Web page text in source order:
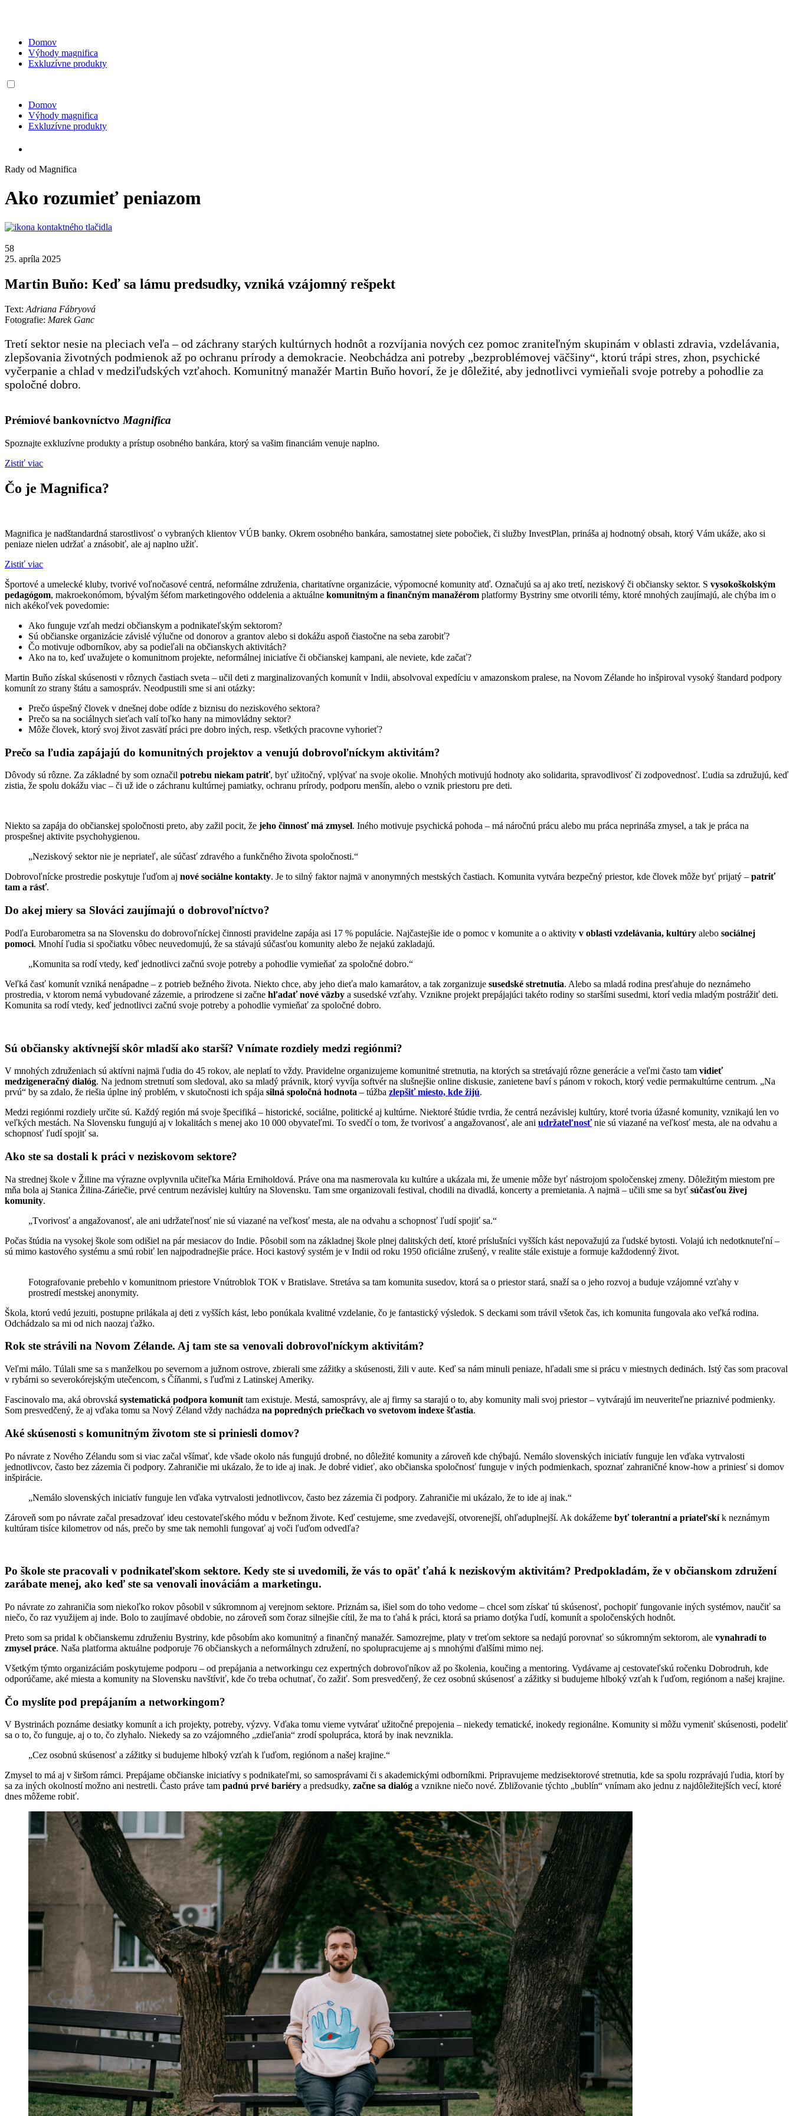
Domov
Výhody magnifica
Exkluzívne produkty
Domov
Výhody magnifica
Exkluzívne produkty
Rady od Magnifica
Ako rozumieť peniazom
58
25. apríla 2025
Martin Buňo: Keď sa lámu predsudky, vzniká vzájomný rešpekt
Text: Adriana Fábryová
Fotografie: Marek Ganc
Tretí sektor nesie na pleciach veľa – od záchrany starých kultúrnych hodnôt a rozvíjania nových cez pomoc zraniteľným skupinám v oblasti zdravia, vzdelávania,
zlepšovania životných podmienok až po ochranu prírody a demokracie. Neobchádza ani potreby „bezproblémovej väčšiny“, ktorú trápi stres, zhon, psychické
vyčerpanie a chlad v medziľudských vzťahoch. Komunitný manažér Martin Buňo hovorí, že je dôležité, aby jednotlivci vymieňali svoje potreby a pohodlie za
spoločné dobro.
Prémiové bankovníctvoMagnifica
Spoznajte exkluzívne produkty a prístup osobného bankára, ktorý sa vašim financiám venuje naplno.
Zistiť viac
Čo je Magnifica?
Magnifica je nadštandardná starostlivosť o vybraných klientov VÚB banky. Okrem osobného bankára, samostatnej siete pobočiek, či služby InvestPlan, prináša aj hodnotný obsah, ktorý Vám ukáže, ako si
peniaze nielen udržať a znásobiť, ale aj naplno užiť.
Zistiť viac
Športové a umelecké kluby, tvorivé voľnočasové centrá, neformálne združenia, charitatívne organizácie, výpomocné komunity atď. Označujú sa aj ako tretí, neziskový či občiansky sektor. S vysokoškolským
pedagógom, makroekonómom, bývalým šéfom marketingového oddelenia a aktuálne komunitným a finančným manažérom platformy Bystriny sme otvorili témy, ktoré mnohých zaujímajú, ale chýba im o
nich akékoľvek povedomie:
Ako funguje vzťah medzi občianskym a podnikateľským sektorom?
Sú občianske organizácie závislé výlučne od donorov a grantov alebo si dokážu aspoň čiastočne na seba zarobiť?
Čo motivuje odborníkov, aby sa podieľali na občianskych aktivitách?
Ako na to, keď uvažujete o komunitnom projekte, neformálnej iniciatíve či občianskej kampani, ale neviete, kde začať?
Martin Buňo získal skúsenosti v rôznych častiach sveta – učil deti z marginalizovaných komunít v Indii, absolvoval expedíciu v amazonskom pralese, na Novom Zélande ho inšpiroval vysoký štandard podpory
komunít zo strany štátu a samospráv. Neodpustili sme si ani otázky:
Prečo úspešný človek v dnešnej dobe odíde z biznisu do neziskového sektora?
Prečo sa na sociálnych sieťach valí toľko hany na mimovládny sektor?
Môže človek, ktorý svoj život zasvätí práci pre dobro iných, resp. všetkých pracovne vyhorieť?
Prečo sa ľudia zapájajú do komunitných projektov a venujú dobrovoľníckym aktivitám?
Dôvody sú rôzne. Za základné by som označil potrebu niekam patriť, byť užitočný, vplývať na svoje okolie. Mnohých motivujú hodnoty ako solidarita, spravodlivosť či zodpovednosť. Ľudia sa združujú, keď
zistia, že spolu dokážu viac – či už ide o záchranu kultúrnej pamiatky, ochranu prírody, podporu menšín, alebo o vznik priestoru pre deti.
Niekto sa zapája do občianskej spoločnosti preto, aby zažil pocit, že jeho činnosť má zmysel. Iného motivuje psychická pohoda – má náročnú prácu alebo mu práca neprináša zmysel, a tak je práca na
prospešnej aktivite psychohygienou.
„Neziskový sektor nie je nepriateľ, ale súčasť zdravého a funkčného života spoločnosti.“
Dobrovoľnícke prostredie poskytuje ľuďom aj nové sociálne kontakty. Je to silný faktor najmä v anonymných mestských častiach. Komunita vytvára bezpečný priestor, kde človek môže byť prijatý – patriť
tam a rásť.
Do akej miery sa Slováci zaujímajú o dobrovoľníctvo?
Podľa Eurobarometra sa na Slovensku do dobrovoľníckej činnosti pravidelne zapája asi 17 % populácie. Najčastejšie ide o pomoc v komunite a o aktivity v oblasti vzdelávania, kultúry alebo sociálnej
pomoci. Mnohí ľudia si spočiatku vôbec neuvedomujú, že sa stávajú súčasťou komunity alebo že nejakú zakladajú.
„Komunita sa rodí vtedy, keď jednotlivci začnú svoje potreby a pohodlie vymieňať za spoločné dobro.“
Veľká časť komunít vzniká nenápadne – z potrieb bežného života. Niekto chce, aby jeho dieťa malo kamarátov, a tak zorganizuje susedské stretnutia. Alebo sa mladá rodina presťahuje do neznámeho
prostredia, v ktorom nemá vybudované zázemie, a prirodzene si začne hľadať nové väzby a susedské vzťahy. Vznikne projekt prepájajúci takéto rodiny so staršími susedmi, ktorí vedia mladým postrážiť deti.
Komunita sa rodí vtedy, keď jednotlivci začnú svoje potreby a pohodlie vymieňať za spoločné dobro.
Sú občiansky aktívnejší skôr mladší ako starší? Vnímate rozdiely medzi regiónmi?
V mnohých združeniach sú aktívni najmä ľudia do 45 rokov, ale neplatí to vždy. Pravidelne organizujeme komunitné stretnutia, na ktorých sa stretávajú rôzne generácie a veľmi často tam vidieť
medzigeneračný dialóg. Na jednom stretnutí som sledoval, ako sa mladý právnik, ktorý vyvíja softvér na slušnejšie online diskusie, zanietene baví s pánom v rokoch, ktorý vedie permakultúrne centrum. „Na
prvú“ by sa zdalo, že riešia úplne iný problém, v skutočnosti ich spája silná spoločná hodnota – túžba zlepšiť miesto, kde žijú.
Medzi regiónmi rozdiely určite sú. Každý región má svoje špecifiká – historické, sociálne, politické aj kultúrne. Niektoré štúdie tvrdia, že centrá nezávislej kultúry, ktoré tvoria úžasné komunity, vznikajú len vo
veľkých mestách. Na Slovensku fungujú aj v lokalitách s menej ako 10 000 obyvateľmi. To svedčí o tom, že tvorivosť a angažovanosť, ale ani udržateľnosťnie sú viazané na veľkosť mesta, ale na odvahu a
schopnosť ľudí spojiť sa.
Ako ste sa dostali k práci v neziskovom sektore?
Na strednej škole v Žiline ma výrazne ovplyvnila učiteľka Mária Erniholdová. Práve ona ma nasmerovala ku kultúre a ukázala mi, že umenie môže byť nástrojom spoločenskej zmeny. Dôležitým miestom pre
mňa bola aj Stanica Žilina-Záriečie, prvé centrum nezávislej kultúry na Slovensku. Tam sme organizovali festival, chodili na divadlá, koncerty a premietania. A najmä – učili sme sa byť súčasťou živej
komunity.
„Tvorivosť a angažovanosť, ale ani udržateľnosť nie sú viazané na veľkosť mesta, ale na odvahu a schopnosť ľudí spojiť sa.“
Počas štúdia na vysokej škole som odišiel na pár mesiacov do Indie. Pôsobil som na základnej škole plnej dalitských detí, ktoré príslušníci vyšších kást nepovažujú za ľudské bytosti. Volajú ich nedotknuteľní –
sú mimo kastového systému a smú robiť len najpodradnejšie práce. Hoci kastový systém je v Indii od roku 1950 oficiálne zrušený, v realite stále existuje a formuje každodenný život.
Fotografovanie prebehlo v komunitnom priestore Vnútroblok TOK v Bratislave. Stretáva sa tam komunita susedov, ktorá sa o priestor stará, snaží sa o jeho rozvoj a buduje vzájomné vzťahy v
prostredí mestskej anonymity.
Škola, ktorú vedú jezuiti, postupne prilákala aj deti z vyšších kást, lebo ponúkala kvalitné vzdelanie, čo je fantastický výsledok. S deckami som trávil všetok čas, ich komunita fungovala ako veľká rodina.
Odchádzalo sa mi od nich naozaj ťažko.
Rok ste strávili na Novom Zélande. Aj tam ste sa venovali dobrovoľníckym aktivitám?
Veľmi málo. Túlali sme sa s manželkou po severnom a južnom ostrove, zbierali sme zážitky a skúsenosti, žili v aute. Keď sa nám minuli peniaze, hľadali sme si prácu v miestnych dedinách. Istý čas som pracoval
v rybárni so severokórejským utečencom, s Číňanmi, s ľuďmi z Latinskej Ameriky.
Fascinovalo ma, aká obrovská systematická podpora komunít tam existuje. Mestá, samosprávy, ale aj firmy sa starajú o to, aby komunity mali svoj priestor – vytvárajú im neuveriteľne priaznivé podmienky.
Som presvedčený, že aj vďaka tomu sa Nový Zéland vždy nachádza na popredných priečkach vo svetovom indexe šťastia.
Aké skúsenosti s komunitným životom ste si priniesli domov?
Po návrate z Nového Zélandu som si viac začal všímať, kde všade okolo nás fungujú drobné, no dôležité komunity a zároveň kde chýbajú. Nemálo slovenských iniciatív funguje len vďaka vytrvalosti
jednotlivcov, často bez zázemia či podpory. Zahraničie mi ukázalo, že to ide aj inak. Je dobré vidieť, ako občianska spoločnosť funguje v iných podmienkach, spoznať zahraničné know-how a priniesť si domov
inšpirácie.
„Nemálo slovenských iniciatív funguje len vďaka vytrvalosti jednotlivcov, často bez zázemia či podpory. Zahraničie mi ukázalo, že to ide aj inak.“
Zároveň som po návrate začal presadzovať ideu cestovateľského módu v bežnom živote. Keď cestujeme, sme zvedavejší, otvorenejší, ohľaduplnejší. Ak dokážeme byť tolerantní a priateľskík neznámym
kultúram tisíce kilometrov od nás, prečo by sme tak nemohli fungovať aj voči ľuďom odvedľa?
Po škole ste pracovali v podnikateľskom sektore. Kedy ste si uvedomili, že vás to opäť ťahá k neziskovým aktivitám? Predpokladám, že v občianskom združení
zarábate menej, ako keď ste sa venovali inováciám a marketingu.
Po návrate zo zahraničia som niekoľko rokov pôsobil v súkromnom aj verejnom sektore. Priznám sa, išiel som do toho vedome – chcel som získať tú skúsenosť, pochopiť fungovanie iných systémov, naučiť sa
niečo, čo raz využijem aj inde. Bolo to zaujímavé obdobie, no zároveň som čoraz silnejšie cítil, že ma to ťahá k práci, ktorá sa priamo dotýka ľudí, komunít a spoločenských hodnôt.
Preto som sa pridal k občianskemu združeniu Bystriny, kde pôsobím ako komunitný a finančný manažér. Samozrejme, platy v treťom sektore sa nedajú porovnať so súkromným sektorom, ale vynahradí to
zmysel práce. Naša platforma aktuálne podporuje 76 občianskych a neformálnych združení, no spolupracujeme aj s mnohými ďalšími mimo nej.
Všetkým týmto organizáciám poskytujeme podporu – od prepájania a networkingu cez expertných dobrovoľníkov až po školenia, koučing a mentoring. Vydávame aj cestovateľskú ročenku Dobrodruh, kde
odporúčame, aké miesta a komunity na Slovensku navštíviť, kde čo treba ochutnať, čo zažiť. Som presvedčený, že cez osobnú skúsenosť a zážitky si budujeme hlboký vzťah k ľuďom, regiónom a našej krajine.
Čo myslíte pod prepájaním a networkingom?
V Bystrinách poznáme desiatky komunít a ich projekty, potreby, výzvy. Vďaka tomu vieme vytvárať užitočné prepojenia – niekedy tematické, inokedy regionálne. Komunity si môžu vymeniť skúsenosti, podeliť
sa o to, čo funguje, aj o to, čo zlyhalo. Niekedy sa zo vzájomného „zdieľania“ zrodí spolupráca, ktorá by inak nevznikla.
„Cez osobnú skúsenosť a zážitky si budujeme hlboký vzťah k ľuďom, regiónom a našej krajine.“
Zmysel to má aj v širšom rámci. Prepájame občianske iniciatívy s podnikateľmi, so samosprávami či s akademickými odborníkmi. Pripravujeme medzisektorové stretnutia, kde sa spolu rozprávajú ľudia, ktorí by
sa za iných okolností možno ani nestretli. Často práve tam padnú prvé bariéry a predsudky, začne sa dialóg a vznikne niečo nové. Zbližovanie týchto „bublín“ vnímam ako jednu z najdôležitejších vecí, ktoré
dnes môžeme robiť.